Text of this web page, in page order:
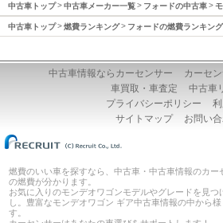
中古車トップ 中古車メーカー一覧 フォードの中古車
中古車トップ 燃費ランキング フォードの燃費ランキング
中古車情報ならカーセンサー
カーセ
車買取・車査定
中古車
プライバシーポリシー
サイトマップ
お問い
燃費のいい車を探すなら、中古車・中古車情報のカー
の燃費が分かります。
お気に入りのモンデオワゴンモデルやグレードを見つ
し。豊富なモンデオワゴン ギア中古車情報の中から
す。